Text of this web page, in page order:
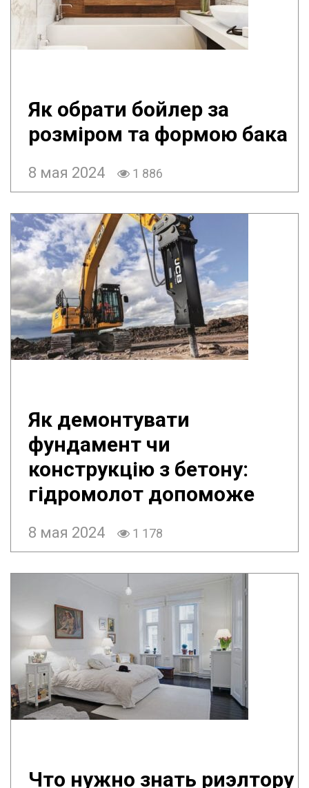
Як обрати бойлер за
розміром та формою бака
8 мая 2024 1 886
Як демонтувати
фундамент чи
конструкцію з бетону:
гідромолот допоможе
8 мая 2024 1 178
Что нужно знать риэлтору